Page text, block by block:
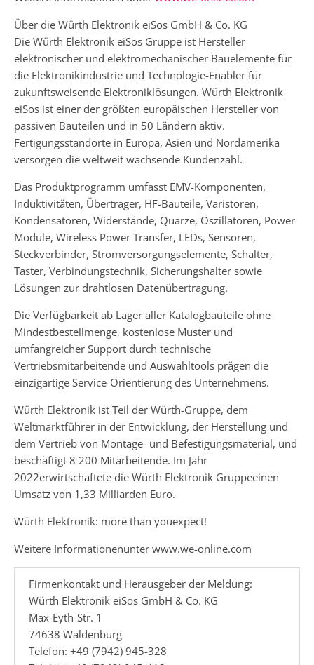
Über die Würth Elektronik eiSos GmbH & Co. KG
Die Würth Elektronik eiSos Gruppe ist Hersteller
elektronischer und elektromechanischer Bauelemente für
die Elektronikindustrie und Technologie-Enabler für
zukunftsweisende Elektroniklösungen. Würth Elektronik
eiSos ist einer der größten europäischen Hersteller von
passiven Bauteilen und in 50 Ländern aktiv.
Fertigungsstandorte in Europa, Asien und Nordamerika
versorgen die weltweit wachsende Kundenzahl.
Das Produktprogramm umfasst EMV-Komponenten,
Induktivitäten, Übertrager, HF-Bauteile, Varistoren,
Kondensatoren, Widerstände, Quarze, Oszillatoren, Power
Module, Wireless Power Transfer, LEDs, Sensoren,
Steckverbinder, Stromversorgungselemente, Schalter,
Taster, Verbindungstechnik, Sicherungshalter sowie
Lösungen zur drahtlosen Datenübertragung.
Die Verfügbarkeit ab Lager aller Katalogbauteile ohne
Mindestbestellmenge, kostenlose Muster und
umfangreicher Support durch technische
Vertriebsmitarbeitende und Auswahltools prägen die
einzigartige Service-Orientierung des Unternehmens.
Würth Elektronik ist Teil der Würth-Gruppe, dem
Weltmarktführer in der Entwicklung, der Herstellung und
dem Vertrieb von Montage- und Befestigungsmaterial, und
beschäftigt 8 200 Mitarbeitende. Im Jahr
2022erwirtschaftete die Würth Elektronik Gruppeeinen
Umsatz von 1,33 Milliarden Euro.
Würth Elektronik: more than youexpect!
Weitere Informationenunter www.we-online.com
Firmenkontakt und Herausgeber der Meldung:
Würth Elektronik eiSos GmbH & Co. KG
Max-Eyth-Str. 1
74638 Waldenburg
Telefon: +49 (7942) 945-328